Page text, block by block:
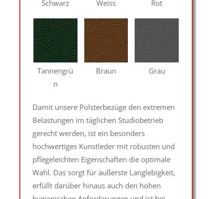
Schwarz Weiss Rot
Tannengrü
n
Braun Grau
Damit unsere Polsterbezüge den extremen
Belastungen im täglichen Studiobetrieb
gerecht werden, ist ein besonders
hochwertiges Kunstleder mit robusten und
pflegeleichten Eigenschaften die optimale
Wahl. Das sorgt für äußerste Langlebigkeit,
erfüllt darüber hinaus auch den hohen